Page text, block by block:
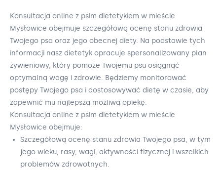
Konsultacja online z psim dietetykiem w mieście
Mysłowice obejmuje szczegółową ocenę stanu zdrowia
Twojego psa oraz jego obecnej diety. Na podstawie tych
informacji nasz dietetyk opracuje spersonalizowany plan
żywieniowy, który pomoże Twojemu psu osiągnąć
optymalną wagę i zdrowie. Będziemy monitorować
postępy Twojego psa i dostosowywać dietę w czasie, aby
zapewnić mu najlepszą możliwą opiekę.
Konsultacja online z psim dietetykiem w mieście
Mysłowice obejmuje:
Szczegółową ocenę stanu zdrowia Twojego psa, w tym
jego wieku, rasy, wagi, aktywności fizycznej i wszelkich
problemów zdrowotnych.